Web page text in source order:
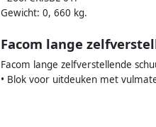
Gewicht: 0, 660 kg.
Facom lange
Facom lange zelfverstellende
• Blok voor uitdeuken met